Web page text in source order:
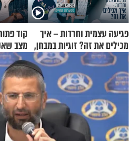
פגיעה עצמית וחרדות – איך
מכילים את זה? זוגיות במבחן,
הפעם עם יהודית ואלתר כהן
קוד
מצב
בבוקר